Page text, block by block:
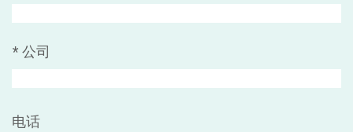
* 公司
电话